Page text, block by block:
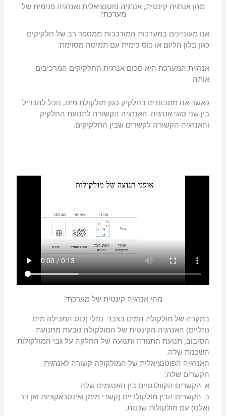
מהן אנרגיה קינטית, אנרגיה פוטנציאלית ואנרגיה פנימית של
מערכת?
אנו מעוניינים במערכות המורכבות ממספר רב של חלקיקים
כגון בלון הליום או כוס כימית עם תמיסה מסוימת.
אנרגית המערכת היא סכום אנרגית החלקיקים המרכיבים
אותה.
כאשר אנו מתבוננים בחלקיק כגון מולקולת מים, נוכל להבדיל
בין שני סוגי אנרגיה: האנרגיה הקשורה לתנועת החלקיק
והאנרגיה הקשורה לקשרים שבין החלקיקים.
מהי אנרגיה קינטית של מערכת?
במקרה של מולקולת המים בצבר נוזלי (כוס המכילה מים
נוזליים) האנרגיה הקינטית של המולקולה נובעת מתנועת
הסיבוב, תנועת התנודה ותנועה של החלקה על גבי המולקולות
השכנות שלה.
האנרגיה הפוטנציאלית של המולקולה קשורה לאנרגית
הקשרים שלה:
א. הקשרים הקוולנטיים בין האטומים שלה
ב. הקשרים הבין מולקולריים (קשרי מימן ואינטראקציות ואן דר
ואלס) עם מולקולות שכנות.